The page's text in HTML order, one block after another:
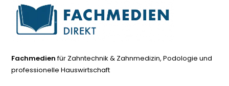
Fachmedienfür Zahntechnik & Zahnmedizin, Podologie und
professionelle Hauswirtschaft